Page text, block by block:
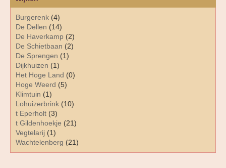
Burgerenk (4)
De Dellen (14)
De Haverkamp (2)
De Schietbaan (2)
De Sprengen (1)
Dijkhuizen (1)
Het Hoge Land (0)
Hoge Weerd (5)
Klimtuin (1)
Lohuizerbrink (10)
t Eperholt (3)
t Gildenhoekje (21)
Vegtelarij (1)
Wachtelenberg (21)